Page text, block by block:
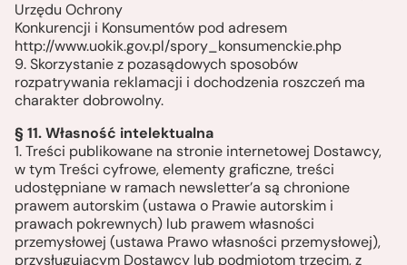
Urzędu Ochrony
Konkurencji i Konsumentów pod adresem
http://www.uokik.gov.pl/spory_konsumenckie.php
9. Skorzystanie z pozasądowych sposobów
rozpatrywania reklamacji i dochodzenia roszczeń ma
charakter dobrowolny.
§ 11. Własność intelektualna
1. Treści publikowane na stronie internetowej Dostawcy,
w tym Treści cyfrowe, elementy graficzne, treści
udostępniane w ramach newsletter’a są chronione
prawem autorskim (ustawa o Prawie autorskim i
prawach pokrewnych) lub prawem własności
przemysłowej (ustawa Prawo własności przemysłowej),
przysługującym Dostawcy lub podmiotom trzecim, z